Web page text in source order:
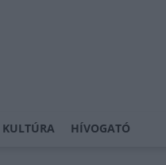
KULTÚRA HÍVOGATÓ